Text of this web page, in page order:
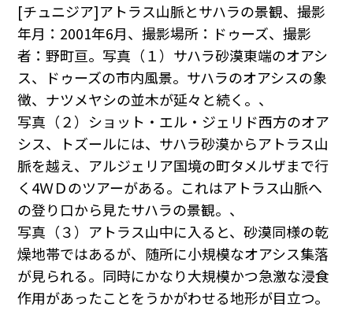
[チュニジア]アトラス山脈とサハラの景観、撮影
年月：2001年6月、撮影場所：ドゥーズ、撮影
者：野町亘。写真（１）サハラ砂漠東端のオアシ
ス、ドゥーズの市内風景。サハラのオアシスの象
徴、ナツメヤシの並木が延々と続く。、
写真（２）ショット・エル・ジェリド西方のオア
シス、トズールには、サハラ砂漠からアトラス山
脈を越え、アルジェリア国境の町タメルザまで行
く4ＷＤのツアーがある。これはアトラス山脈へ
の登り口から見たサハラの景観。、
写真（３）アトラス山中に入ると、砂漠同様の乾
燥地帯ではあるが、随所に小規模なオアシス集落
が見られる。同時にかなり大規模かつ急激な浸食
作用があったことをうかがわせる地形が目立つ。